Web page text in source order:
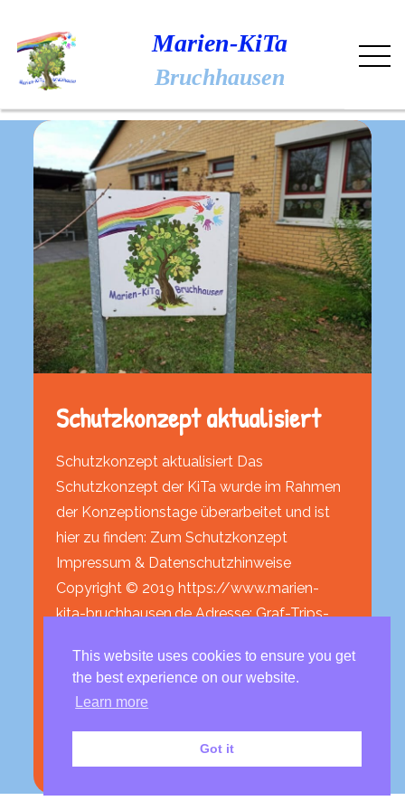
content
Marien-KiTa
Bruchhausen
Schutzkonzept aktualisiert
Schutzkonzept aktualisiert Das
Schutzkonzept der KiTa wurde im Rahmen
der Konzeptionstage überarbeitet und ist
hier zu finden: Zum Schutzkonzept
Impressum & Datenschutzhinweise
Copyright © 2019 https://www.marien-
kita-bruchhausen.de Adresse: Graf-Trips-
marienkindergarten-
bruchhausen@vgunkel.de
This website uses cookies to ensure you get
the best experience on our website.
Learn more
Got it